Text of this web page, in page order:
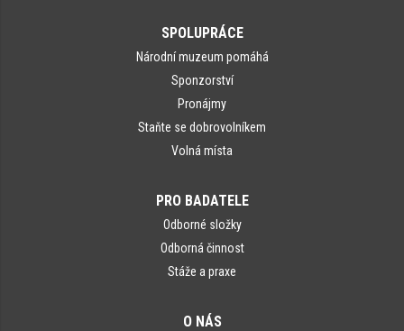
SPOLUPRÁCE
Národní muzeum pomáhá
Sponzorství
Pronájmy
Staňte se dobrovolníkem
Volná místa
PRO BADATELE
Odborné složky
Odborná činnost
Stáže a praxe
O NÁS